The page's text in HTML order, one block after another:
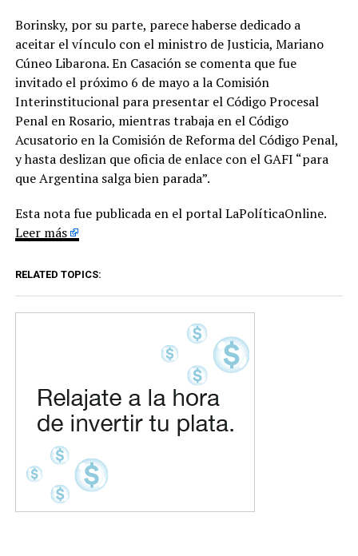
Borinsky, por su parte, parece haberse dedicado a
aceitar el vínculo con el ministro de Justicia, Mariano
Cúneo Libarona. En Casación se comenta que fue
invitado el próximo 6 de mayo a la Comisión
Interinstitucional para presentar el Código Procesal
Penal en Rosario, mientras trabaja en el Código
Acusatorio en la Comisión de Reforma del Código Penal,
y hasta deslizan que oficia de enlace con el GAFI “para
que Argentina salga bien parada”.
Esta nota fue publicada en el portal LaPolíticaOnline.
Leer más
RELATED TOPICS: